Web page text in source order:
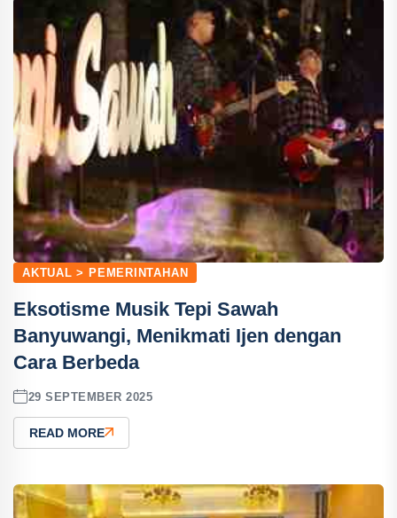
AKTUAL > PEMERINTAHAN
Eksotisme Musik Tepi Sawah
Banyuwangi, Menikmati Ijen dengan
Cara Berbeda
29 SEPTEMBER 2025
READ MORE